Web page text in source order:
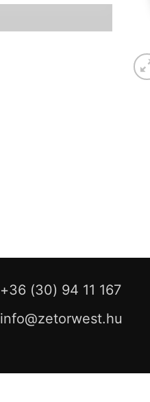
+36 (30) 94 11 167
info@zetorwest.hu